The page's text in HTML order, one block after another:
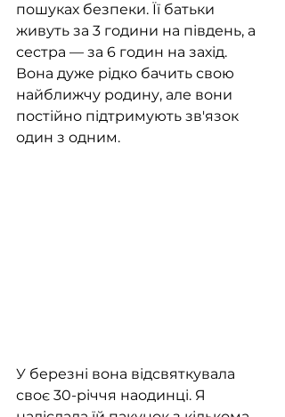
пошуках безпеки. Її батьки
живуть за 3 години на південь, а
сестра — за 6 годин на захід.
Вона дуже рідко бачить свою
найближчу родину, але вони
постійно підтримують зв'язок
один з одним.
У березні вона відсвяткувала
своє 30-річчя наодинці. Я